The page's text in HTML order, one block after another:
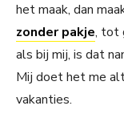
het maak, dan
zonder pakje, tot
als bij mij, is dat
Mij doet het me
vakanties.